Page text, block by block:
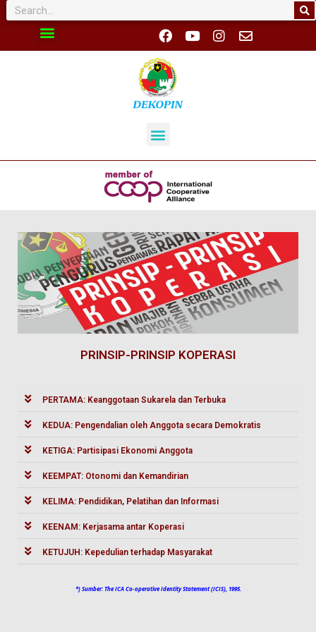
PRINSIP-PRINSIP KOPERASI
PERTAMA: Keanggotaan Sukarela dan Terbuka
KEDUA: Pengendalian oleh Anggota secara Demokratis
KETIGA: Partisipasi Ekonomi Anggota
KEEMPAT: Otonomi dan Kemandirian
KELIMA: Pendidikan, Pelatihan dan Informasi
KEENAM: Kerjasama antar Koperasi
KETUJUH: Kepedulian terhadap Masyarakat
*) Sumber: The ICA Co-operative Identity Statement (ICIS), 1995.